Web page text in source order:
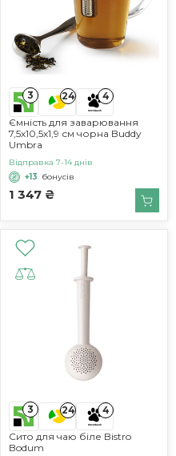
3 24 4
Ємність для заварювання
7,5х10,5х1,9 см чорна Buddy
Umbra
1 347 ₴
Відправка 7-14 днів
+13 бонусів
3 24 4
Сито для чаю біле Bistro
Bodum